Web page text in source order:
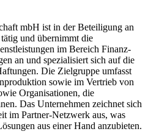
mbH ist in der Beteiligung an
und übernimmt die
im Bereich Finanz-
an und spezialisiert sich auf die
Die Zielgruppe umfasst
sowie im Vertrieb von
Organisationen, die
Das Unternehmen zeichnet sich
im Partner-Netzwerk aus, was
aus einer Hand anzubieten.